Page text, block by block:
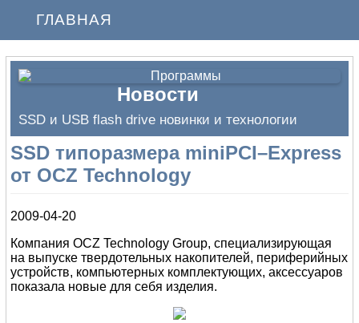
ГЛАВНАЯ
Новости
SSD и USB flash drive новинки и технологии
SSD типоразмера miniPCI–Express
от OCZ Technology
2009-04-20
Компания OCZ Technology Group, специализирующая
на выпуске твердотельных накопителей, периферийных
устройств, компьютерных комплектующих, аксессуаров
показала новые для себя изделия.